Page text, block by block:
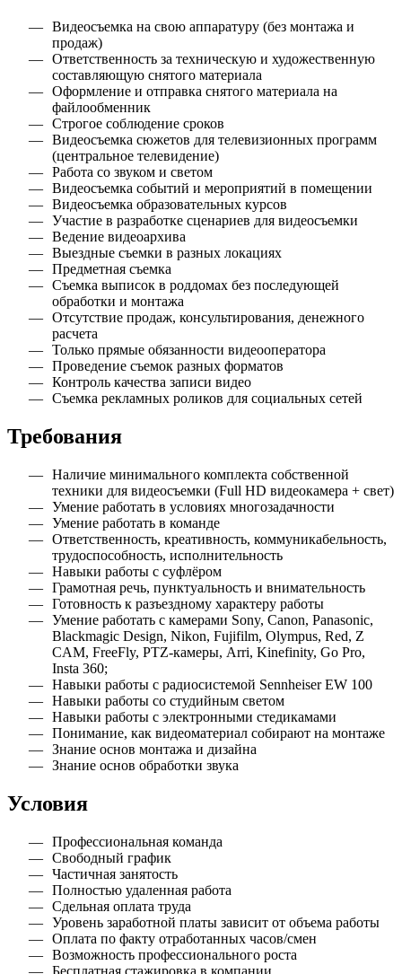
Видеосъемка на свою аппаратуру (без монтажа и
продаж)
Ответственность за техническую и художественную
составляющую снятого материала
Оформление и отправка снятого материала на
файлообменник
Строгое соблюдение сроков
Видеосъемка сюжетов для телевизионных программ
(центральное телевидение)
Работа со звуком и светом
Видеосъемка событий и мероприятий в помещении
Видеосъемка образовательных курсов
Участие в разработке сценариев для видеосъемки
Ведение видеоархива
Выездные съемки в разных локациях
Предметная съемка
Съемка выписок в роддомах без последующей
обработки и монтажа
Отсутствие продаж, консультирования, денежного
расчета
Только прямые обязанности видеооператора
Проведение съемок разных форматов
Контроль качества записи видео
Съемка рекламных роликов для социальных сетей
Требования
Наличие минимального комплекта собственной
техники для видеосъемки (Full HD видеокамера + свет)
Умение работать в условиях многозадачности
Умение работать в команде
Ответственность, креативность, коммуникабельность,
трудоспособность, исполнительность
Навыки работы с суфлёром
Грамотная речь, пунктуальность и внимательность
Готовность к разъездному характеру работы
Умение работать с камерами Sony, Canon, Panasonic,
Blackmagic Design, Nikon, Fujifilm, Olympus, Red, Z
CAM, FreeFly, PTZ-камеры, Arri, Kinefinity, Go Pro,
Insta 360;
Навыки работы с радиосистемой Sennheiser EW 100
Навыки работы со студийным светом
Навыки работы с электронными стедикамами
Понимание, как видеоматериал собирают на монтаже
Знание основ монтажа и дизайна
Знание основ обработки звука
Условия
Профессиональная команда
Свободный график
Частичная занятость
Полностью удаленная работа
Сдельная оплата труда
Уровень заработной платы зависит от объема работы
Оплата по факту отработанных часов/смен
Возможность профессионального роста
Бесплатная стажировка в компании